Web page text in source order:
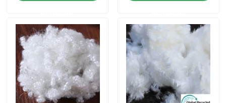
Visite d'usine
Contrôle de la qualité